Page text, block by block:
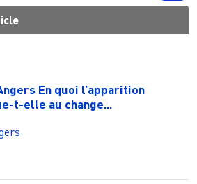
En quoi l’apparition
t-elle au change...